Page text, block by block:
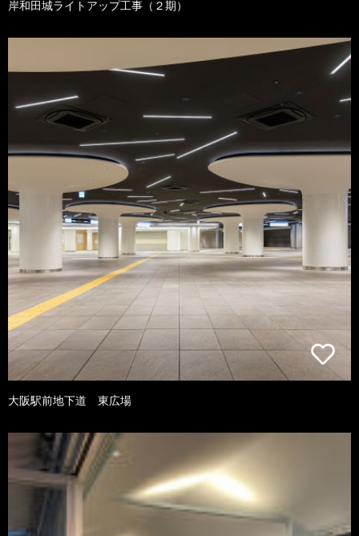
岸和田城ライトアップ工事（２期）
大阪駅前地下道 東広場